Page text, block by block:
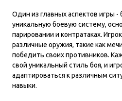
Один из главных аспектов игры -
уникальную боевую систему,
парировании и контратаках.
различные оружия, такие как
победить своих противников.
свой уникальный стиль боя, и
адаптироваться к различным
навыки.